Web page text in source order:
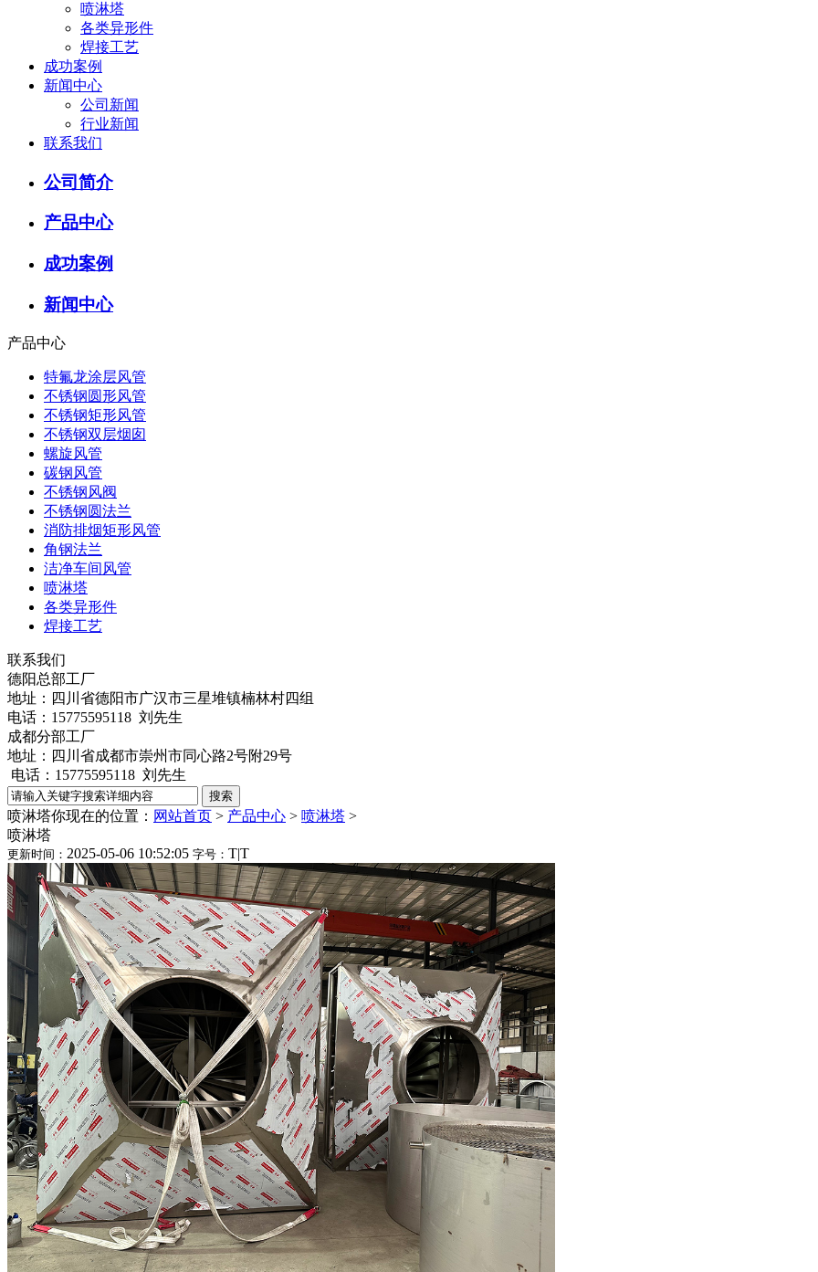
喷淋塔
各类异形件
焊接工艺
成功案例
新闻中心
公司新闻
行业新闻
联系我们
公司简介
产品中心
成功案例
新闻中心
产品中心
特氟龙涂层风管
不锈钢圆形风管
不锈钢矩形风管
不锈钢双层烟囱
螺旋风管
碳钢风管
不锈钢风阀
不锈钢圆法兰
消防排烟矩形风管
角钢法兰
洁净车间风管
喷淋塔
各类异形件
焊接工艺
联系我们
德阳总部工厂
地址：四川省德阳市广汉市三星堆镇楠林村四组
电话：15775595118 刘先生
成都分部工厂
地址：四川省成都市崇州市同心路2号附29号
电话：15775595118 刘先生
喷淋塔你现在的位置： 网站首页 > 产品中心 > 喷淋塔 >
喷淋塔
更新时间： 2025-05-06 10:52:05 字号： T|T